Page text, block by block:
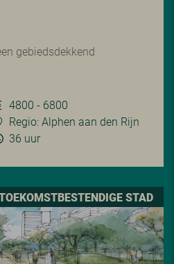
gebiedsdekkend
4800 - 6800
Regio: Alphen aan den Rijn
36 uur
STAD